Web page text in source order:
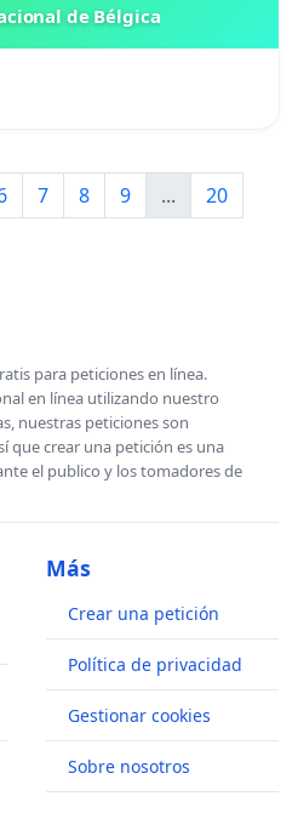
de Bélgica
7 8 9 ...
20
para peticiones en línea.
en línea utilizando nuestro
nuestras peticiones son
que crear una petición es una
el publico y los tomadores de
Más
Crear una petición
Política de privacidad
Gestionar cookies
Sobre nosotros